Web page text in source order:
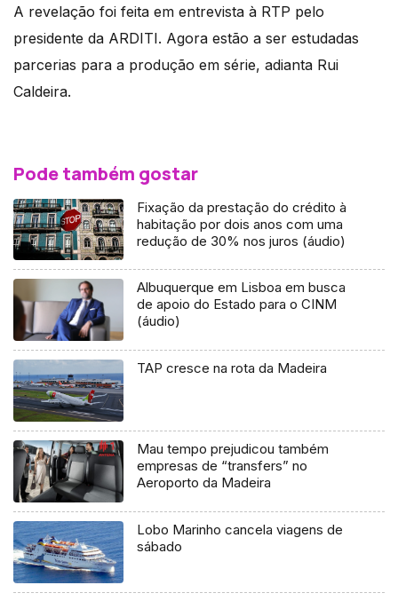
A revelação foi feita em entrevista à RTP pelo
presidente da ARDITI. Agora estão a ser estudadas
parcerias para a produção em série, adianta Rui
Caldeira.
Pode também gostar
Fixação da prestação do crédito à
habitação por dois anos com uma
redução de 30% nos juros (áudio)
Albuquerque em Lisboa em busca
de apoio do Estado para o CINM
(áudio)
TAP cresce na rota da Madeira
Mau tempo prejudicou também
empresas de “transfers” no
Aeroporto da Madeira
Lobo Marinho cancela viagens de
sábado